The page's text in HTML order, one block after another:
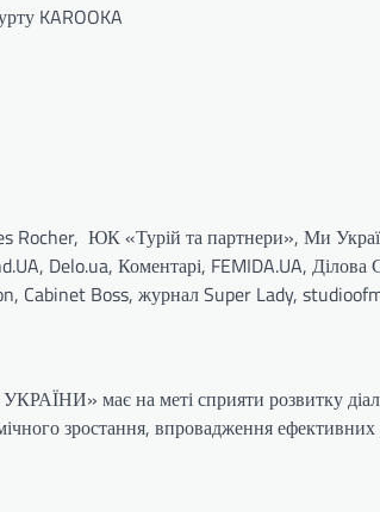
KAROOKA
ЮК «Турій та партнери», Ми
Delo.ua, Коментарі, FEMIDA.UA,
Cabinet Boss, журнал Super Lady,
має на меті сприяти розвитку
зростання, впровадження ефективних